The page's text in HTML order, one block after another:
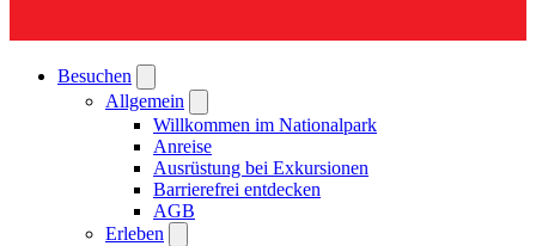
Besuchen
Allgemein
Willkommen im Nationalpark
Anreise
Ausrüstung bei Exkursionen
Barrierefrei entdecken
AGB
Erleben